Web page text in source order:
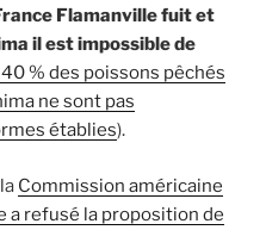
Flamanville fuit et
il est impossible de
% des poissons pêchés
ne sont pas
établies).
Commission américaine
a refusé la proposition de